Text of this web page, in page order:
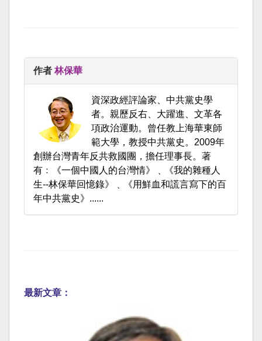
作者 林保華
資深政經評論家、中共黨史學
者。親歷反右、大躍進、文革各
項政治運動。曾任教上海華東師
範大學，教授中共黨史。2009年
創辦台灣青年反共救國團，擔任理事長。著
有﹕《一個中國人的台灣情》﹑《我的雜種人
生--林保華回憶錄》﹑《用鮮血和謊言寫下的百
年中共黨史》......
最新文章：